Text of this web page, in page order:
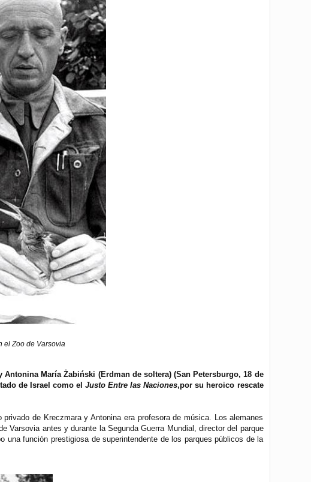
el Zoo de Varsovia
María Żabiński (Erdman de soltera) (San Petersburgo, 18 de
de Israel como elJusto Entre las Naciones,por su heroico rescate
de Kreczmara y Antonina era profesora de música. Los alemanes
Varsovia antes y durante la Segunda Guerra Mundial, director del parque
una función prestigiosa de superintendente de los parques públicos de la